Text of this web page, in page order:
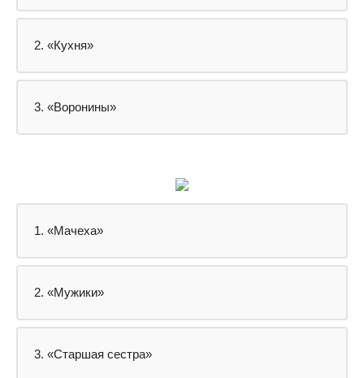
2. «Кухня»
3. «Воронины»
1. «Мачеха»
2. «Мужики»
3. «Старшая сестра»